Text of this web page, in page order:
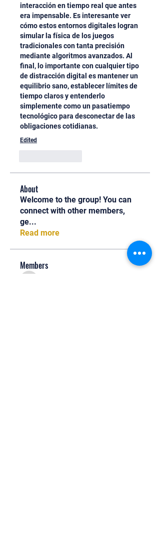
interacción en tiempo real que antes
era impensable. Es interesante ver
cómo estos entornos digitales logran
simular la física de los juegos
tradicionales con tanta precisión
mediante algoritmos avanzados. Al
final, lo importante con cualquier tipo
de distracción digital es mantener un
equilibrio sano, establecer límites de
tiempo claros y entenderlo
simplemente como un pasatiempo
tecnológico para desconectar de las
obligaciones cotidianas.
Edited
About
Welcome to the group! You can
connect with other members,
ge...
Read more
Members